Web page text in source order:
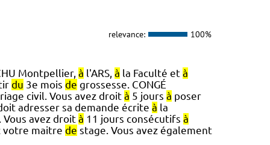
relevance: 100%
Montpellier, à l'ARS, à la Faculté et à
du 3e mois de grossesse. CONGÉ
civil. Vous avez droit à 5 jours à poser
adresser sa demande écrite à la
Vous avez droit à 11 jours consécutifs à
votre maitre de stage. Vous avez également